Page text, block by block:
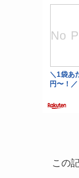
この